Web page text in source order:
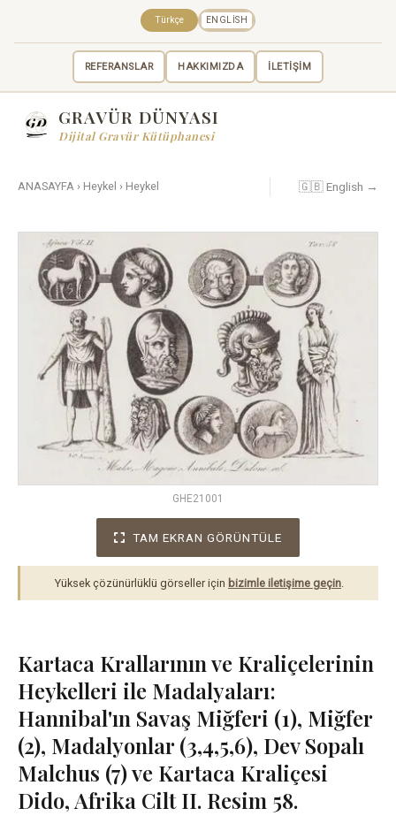
REFERANSLAR HAKKIMIZDA İLETİŞİM
Türkçe ENGLISH
GRAVÜR DÜNYASI
Dijital Gravür Kütüphanesi
ANASAYFA › Heykel › Heykel 🇬🇧 English →
GHE21001
TAM EKRAN GÖRÜNTÜLE
Yüksek çözünürlüklü görseller için bizimle iletişime geçin
Kartaca Krallarının ve Kraliçelerinin
Heykelleri ile Madalyaları:
Hannibal'ın Savaş Miğferi (1), Miğfer
(2), Madalyonlar (3,4,5,6), Dev Sopalı
Malchus (7) ve Kartaca Kraliçesi
Dido, Afrika Cilt II. Resim 58.